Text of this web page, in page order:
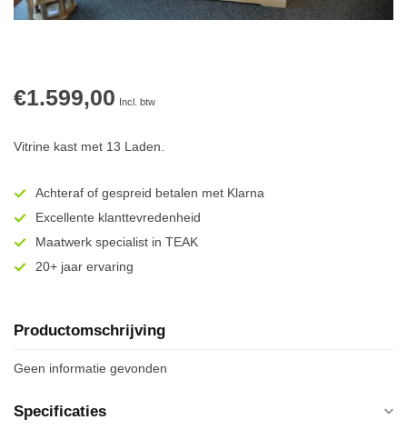
€1.599,00 Incl. btw
Vitrine kast met 13 Laden.
Achteraf of gespreid betalen met Klarna
Excellente klanttevredenheid
Maatwerk specialist in TEAK
20+ jaar ervaring
Productomschrijving
Geen informatie gevonden
Specificaties